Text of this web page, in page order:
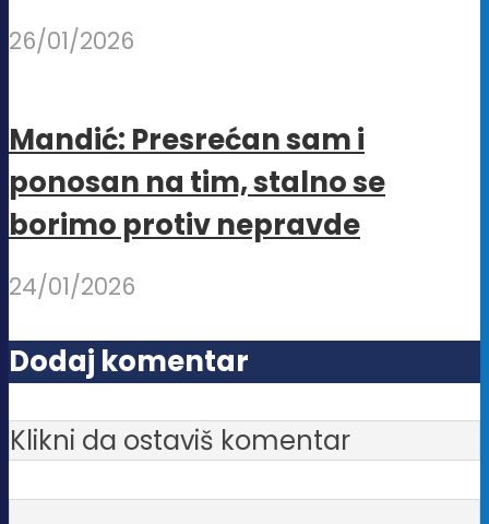
26/01/2026
Mandić: Presrećan sam i
ponosan na tim, stalno se
borimo protiv nepravde
24/01/2026
Dodaj komentar
Klikni da ostaviš komentar